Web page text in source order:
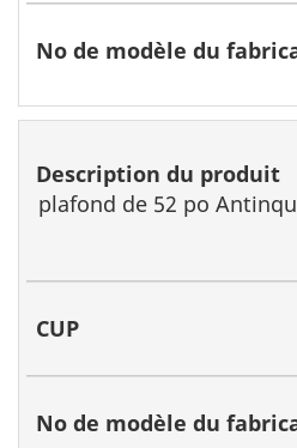
plafond de 52 po